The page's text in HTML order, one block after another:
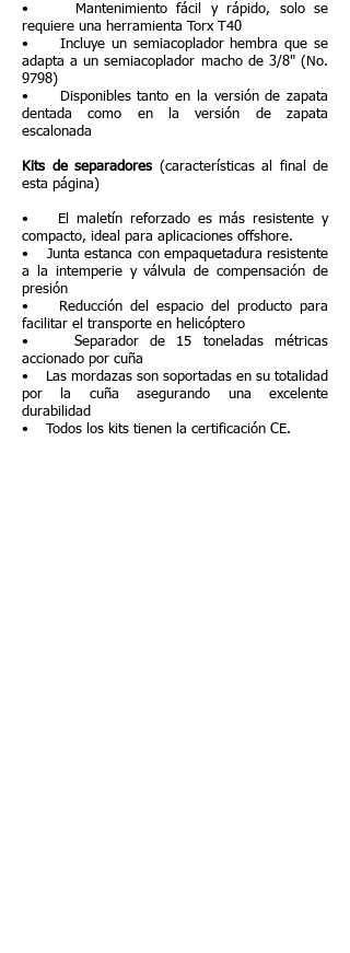
• Mantenimiento fácil y rápido, solo se
requiere una herramienta Torx T40
• Incluye un semiacoplador hembra que se
adapta a un semiacoplador macho de 3/8" (No.
9798)
• Disponibles tanto en la versión de zapata
dentada como en la versión de zapata
escalonada
Kits de separadores (características al final de
esta página)
• El maletín reforzado es más resistente y
compacto, ideal para aplicaciones offshore.
• Junta estanca con empaquetadura resistente
a la intemperie y válvula de compensación de
presión
• Reducción del espacio del producto para
facilitar el transporte en helicóptero
• Separador de 15 toneladas métricas
accionado por cuña
• Las mordazas son soportadas en su totalidad
por la cuña asegurando una excelente
durabilidad
• Todos los kits tienen la certificación CE.